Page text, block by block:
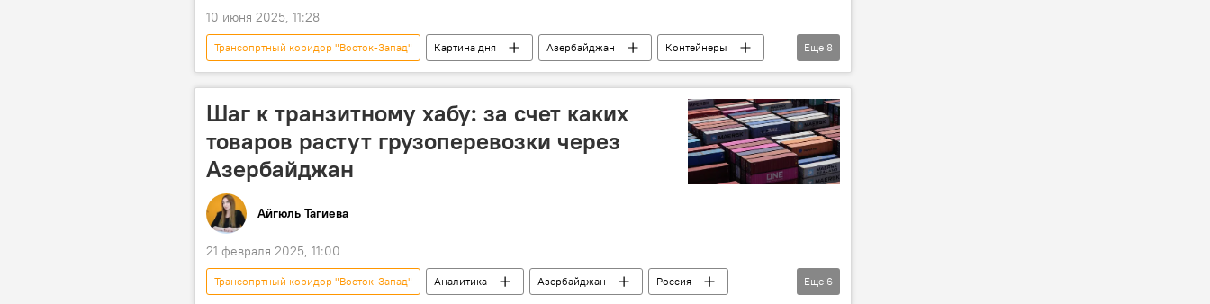
10 июня 2025, 11:28
Трансопртный коридор "Восток-Запад" Картина дня Азербайджан
Контейнеры
хаб
Грузоперевозки порт Грузия
грузовой терминал
Еще 8
Шаг к транзитному хабу: за счет каких
товаров растут грузоперевозки через
Азербайджан
Айгюль Тагиева
21 февраля 2025, 11:00
Трансопртный коридор "Восток-Запад" Аналитика Азербайджан
Россия
Еще 6